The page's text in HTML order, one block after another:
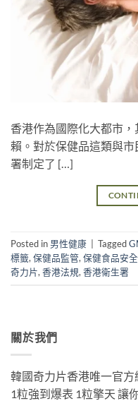
香港作為國際化大都市
賴。對於保健品這類與
署制定了 […]
Posted in 男性健康 Tagged
標籤,保健品監管,保健食品安全
奇力片,香港法規,香港衛生署
關於我們
韓國奇力片香港唯一官方
1粒強到爆表 1粒擎天 讓